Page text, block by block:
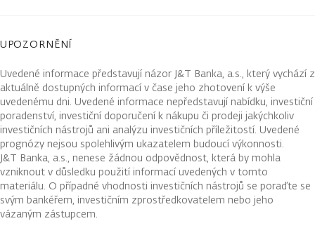
UPOZORNĚNÍ
Uvedené informace představují názor J&T Banka, a.s., který vychází z
aktuálně dostupných informací v čase jeho zhotovení k výše
uvedenému dni. Uvedené informace nepředstavují nabídku, investiční
poradenství, investiční doporučení k nákupu či prodeji jakýchkoliv
investičních nástrojů ani analýzu investičních příležitostí. Uvedené
prognózy nejsou spolehlivým ukazatelem budoucí výkonnosti.
J&T Banka, a.s., nenese žádnou odpovědnost, která by mohla
vzniknout v důsledku použití informací uvedených v tomto
materiálu. O případné vhodnosti investičních nástrojů se poraďte se
svým bankéřem, investičním zprostředkovatelem nebo jeho
vázaným zástupcem.